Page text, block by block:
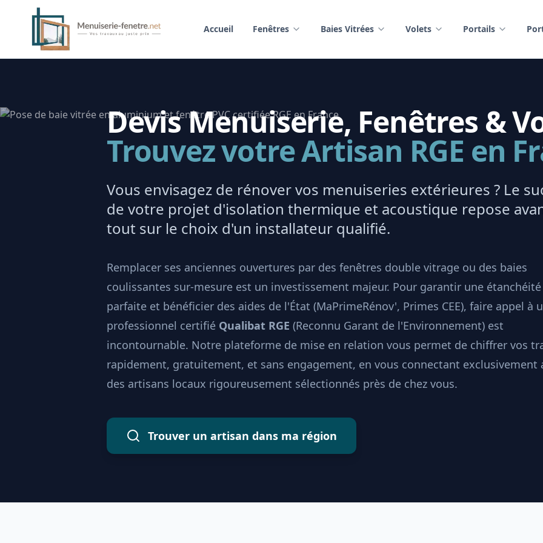
Accueil Fenêtres Baies Vitrées Volets Portails
Devis Menuiserie, Fenêtres &
Trouvez votre Artisan RGE en
Vous envisagez de rénover vos menuiseries extérieures ? Le
de votre projet d'isolation thermique et acoustique repose
tout sur le choix d'un installateur qualifié.
Remplacer ses anciennes ouvertures par des fenêtres double vitrage ou des baies
coulissantes sur-mesure est un investissement majeur. Pour garantir une étanchéité
parfaite et bénéficier des aides de l'État (MaPrimeRénov', Primes CEE), faire appel à
professionnel certifié Qualibat RGE (Reconnu Garant de l'Environnement) est
incontournable. Notre plateforme de mise en relation vous permet de chiffrer vos
rapidement, gratuitement, et sans engagement, en vous connectant exclusivement
des artisans locaux rigoureusement sélectionnés près de chez vous.
Trouver un artisan dans ma région